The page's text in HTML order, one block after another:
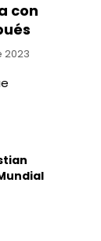
con
2023